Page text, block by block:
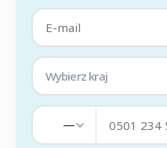
Wybierz kraj
—